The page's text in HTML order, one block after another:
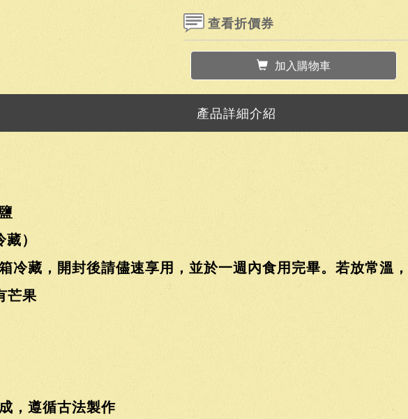
查看折價券
加入購物車
產品詳細介紹
）
冷藏，開封後請儘速享用，並於一週內食用完畢。若放常溫，
芒果
，遵循古法製作